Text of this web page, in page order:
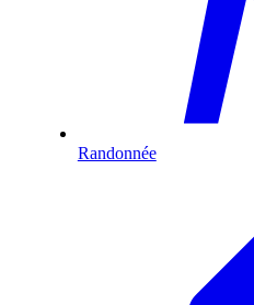
Randonnée